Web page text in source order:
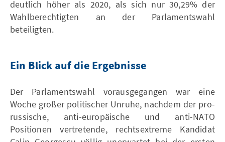
deutlich höher als 2020, als sich nur 30,29% der
Wahlberechtigten an der Parlamentswahl
beteiligten.
Ein Blick auf die Ergebnisse
Der Parlamentswahl vorausgegangen war eine
Woche großer politischer Unruhe, nachdem der pro-
russische, anti-europäische und anti-NATO
Positionen vertretende, rechtsextreme Kandidat